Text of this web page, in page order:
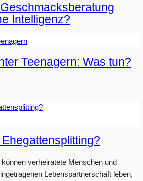
Intelligenz?
Teenagern: Was tun?
verheiratete Menschen und
Lebenspartnerschaft leben,